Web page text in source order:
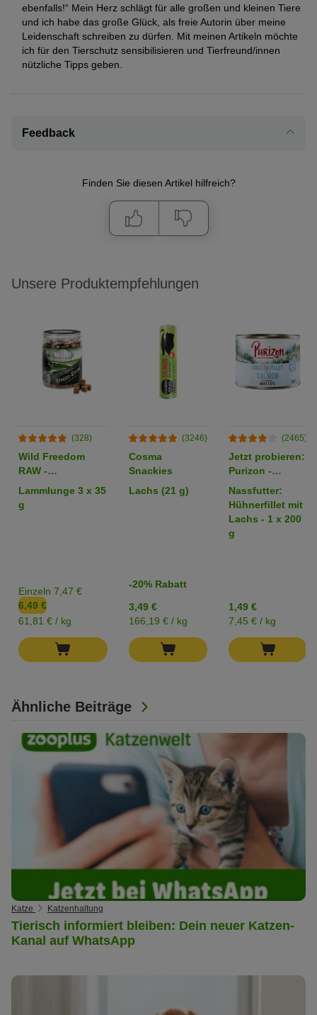
ebenfalls!“ Mein Herz schlägt für alle großen und kleinen Tiere
und ich habe das große Glück, als freie Autorin über meine
Leidenschaft schreiben zu dürfen. Mit meinen Artikeln möchte
ich für den Tierschutz sensibilisieren und Tierfreund/innen
nützliche Tipps geben.
Feedback
Finden Sie diesen Artikel hilfreich?
Ähnliche Beiträge
Katze Katzenhaltung
Tierisch informiert bleiben: Dein neuer Katzen-
Kanal auf WhatsApp
Unsere Produktempfehlungen
(328)
Wild Freedom
RAW -
gefriergetrocknete
Lammlunge 3 x 35
g
Einzeln 7,47 €
6,49 €
61,81 € / kg
(3246)
Cosma
Snackies
Lachs (21 g)
-20% Rabatt
3,49 €
166,19 € / kg
(2465)
Jetzt probieren:
Purizon -
getreidefrei
Nassfutter:
Hühnerfillet mit
Lachs - 1 x 200
g
1,49 €
7,45 € / kg